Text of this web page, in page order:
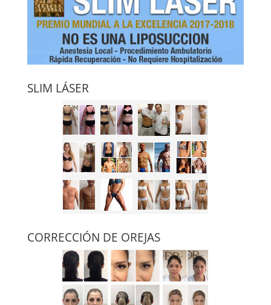
SLIM LÁSER
CORRECCIÓN DE OREJAS